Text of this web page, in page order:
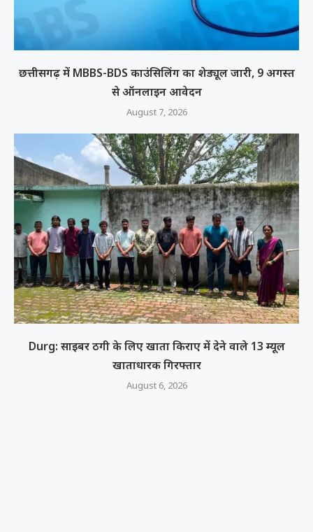
छत्तीसगढ़ में MBBS-BDS काउंसिलिंग का शेड्यूल जारी, 9 अगस्त
से ऑनलाइन आवेदन
August 7, 2026
Durg: साइबर ठगी के लिए खाता किराए में देने वाले 13 म्यूल
खाताधारक गिरफ्तार
August 6, 2026